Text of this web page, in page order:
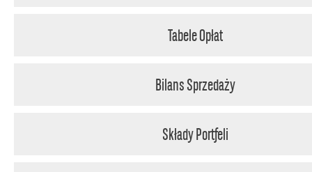
Tabele Opłat
Bilans Sprzedaży
Składy Portfeli